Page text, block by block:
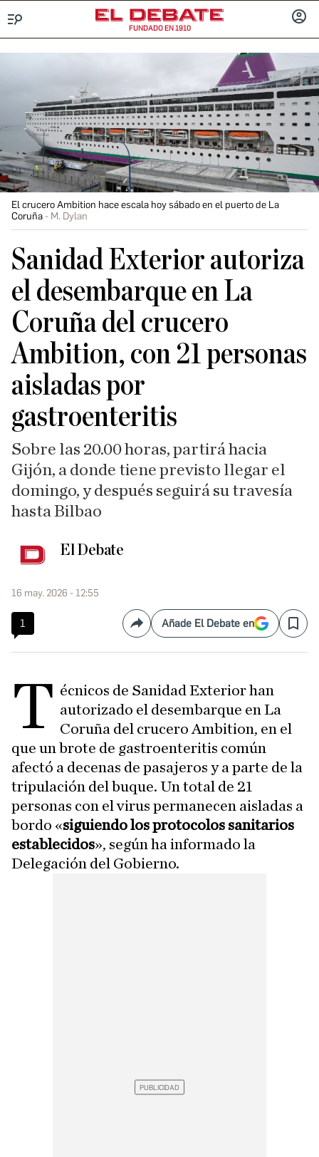
FUNDADO EN 1910
El crucero Ambition hace escala hoy sábado en el puerto de La
Coruña
M. Dylan
Sanidad Exterior autoriza
el desembarque en La
Coruña del crucero
Ambition, con 21 personas
aisladas por
gastroenteritis
Sobre las 20.00 horas, partirá hacia
Gijón, a donde tiene previsto llegar el
domingo, y después seguirá su travesía
hasta Bilbao
El Debate
16 may. 2026 - 12:55
1 CompartirAñade El Debate en Save
T écnicos de Sanidad Exterior han
autorizado el desembarque en La
Coruña del crucero Ambition, en el
que un brote de gastroenteritis común
afectó a decenas de pasajeros y a parte de la
tripulación del buque. Un total de 21
personas con el virus permanecen aisladas a
bordo «siguiendo los protocolos sanitarios
establecidos», según ha informado la
Delegación del Gobierno.